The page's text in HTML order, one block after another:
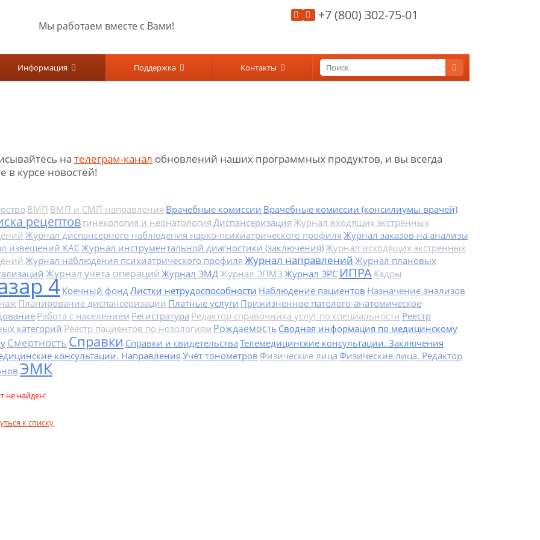
Мы работаем вместе с Вами!
+7 (800) 302-75-01
Информация Поддержка Контакты
на телеграм-канал обновлений наших программных продуктов, и вы всегда
в курсе новостей!
ВМП ВМП и СМП направления Врачебные комиссии Врачебные комиссии (консилиумы врачей)
рецептов гинекология и неонатология Диспансеризация Журнал входящих экстренных
Журнал диспансерного наблюдения нарко-психиатрического профиля Журнал заказов на анализы
извещений КАСЖурнал инструментальной диагностики (заключения)Журнал исходящих экстренных
Журнал наблюдения психиатрического профиля Журнал направлений Журнал плановых
Журнал учета операций Журнал ЭМДЖурнал ЭПМЗ Журнал ЭРС ИПРА Кадры
4 Коечный фондЛистки нетрудоспособности Наблюдение пациентов Назначение анализов
Планирование диспансеризации Платные услуги Прижизненное патолого-анатомическое
Работа с населением Регистратура Редактор справочника услуг по специальности Реестр
категорий Реестр пациентов по нозологиям Рождаемость Сводная информация по медицинскому
Смертность Справки Справки и свидетельства Телемедицинские консультации. Заключения
консультации. Направления Учёт тонометров Физические лица Физические лица. Редактор
ЭМК
не найден!
к списку